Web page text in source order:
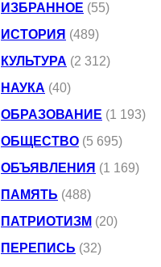
ИЗБРАННОЕ (55)
ИСТОРИЯ (489)
КУЛЬТУРА (2 312)
НАУКА (40)
ОБРАЗОВАНИЕ (1 193)
ОБЩЕСТВО (5 695)
ОБЪЯВЛЕНИЯ (1 169)
ПАМЯТЬ (488)
ПАТРИОТИЗМ (20)
ПЕРЕПИСЬ (32)